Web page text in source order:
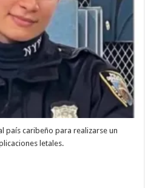
país caribeño para realizarse un
letales.